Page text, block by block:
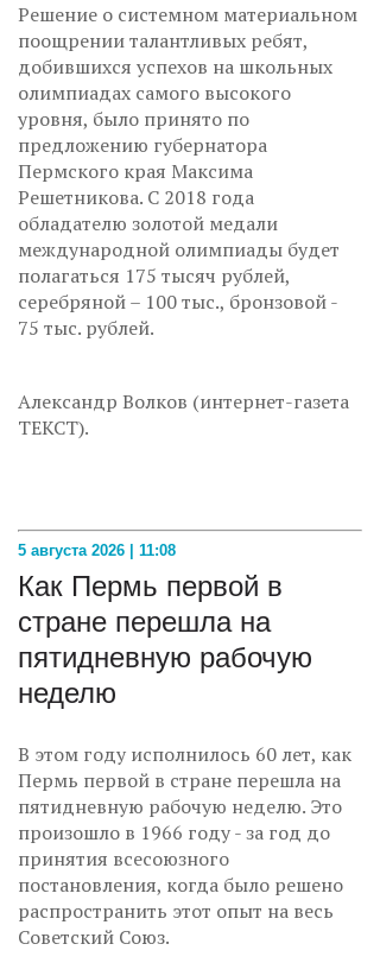
Решение о системном материальном
поощрении талантливых ребят,
добившихся успехов на школьных
олимпиадах самого высокого
уровня, было принято по
предложению губернатора
Пермского края Максима
Решетникова. С 2018 года
обладателю золотой медали
международной олимпиады будет
полагаться 175 тысяч рублей,
серебряной – 100 тыс., бронзовой -
75 тыс. рублей.
Александр Волков (интернет-газета
ТЕКСТ).
5 августа 2026 | 11:08
Как Пермь первой в
стране перешла на
пятидневную рабочую
неделю
В этом году исполнилось 60 лет, как
Пермь первой в стране перешла на
пятидневную рабочую неделю. Это
произошло в 1966 году - за год до
принятия всесоюзного
постановления, когда было решено
распространить этот опыт на весь
Советский Союз.